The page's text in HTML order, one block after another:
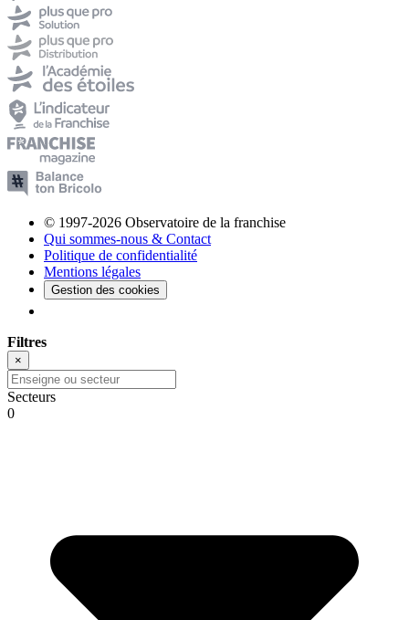
© 1997-2026 Observatoire de la franchise
Qui sommes-nous & Contact
Politique de confidentialité
Mentions légales
Gestion des cookies
Filtres
×
Secteurs
0